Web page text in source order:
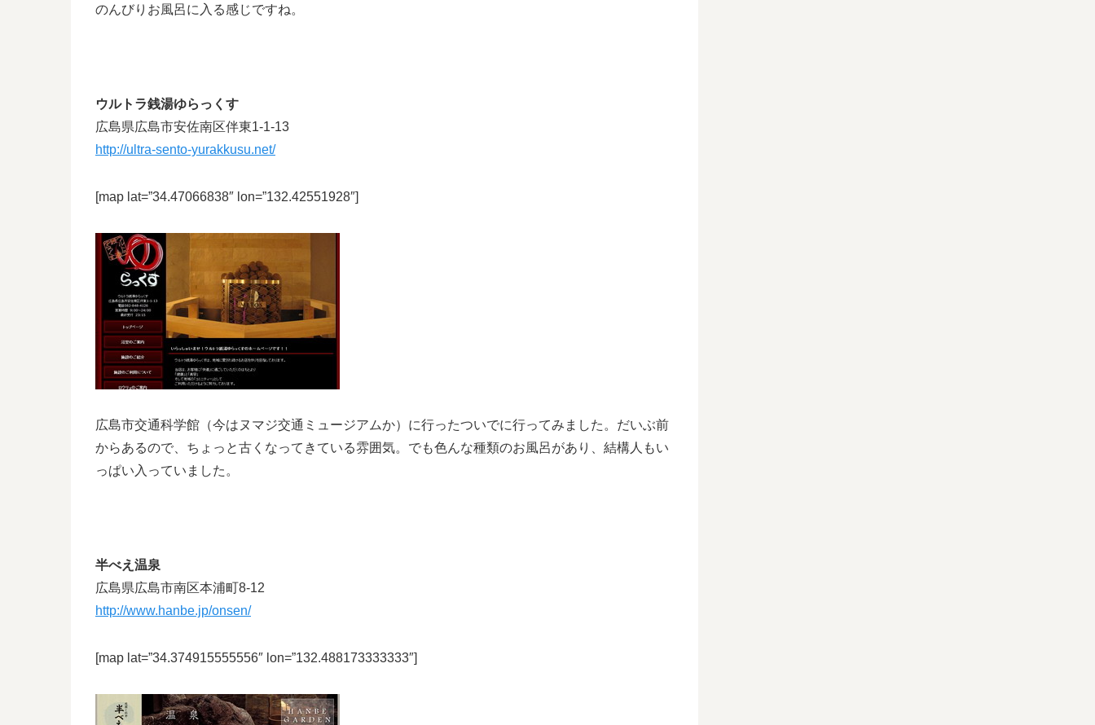
のんびりお風呂に入る感じですね。
ウルトラ銭湯ゆらっくす
広島県広島市安佐南区伴東1-1-13
http://ultra-sento-yurakkusu.net/
[map lat=”34.47066838″ lon=”132.42551928″]
広島市交通科学館（今はヌマジ交通ミュージアムか）に行ったついでに行ってみました。だいぶ前
からあるので、ちょっと古くなってきている雰囲気。でも色んな種類のお風呂があり、結構人もい
っぱい入っていました。
半べえ温泉
広島県広島市南区本浦町8-12
http://www.hanbe.jp/onsen/
[map lat=”34.374915555556″ lon=”132.488173333333″]